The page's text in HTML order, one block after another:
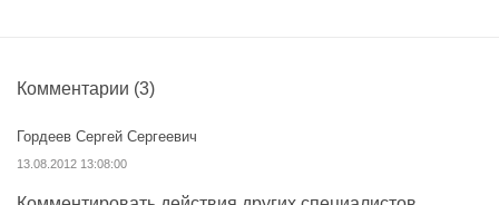
Комментарии (3)
Гордеев Сергей Сергеевич
13.08.2012 13:08:00